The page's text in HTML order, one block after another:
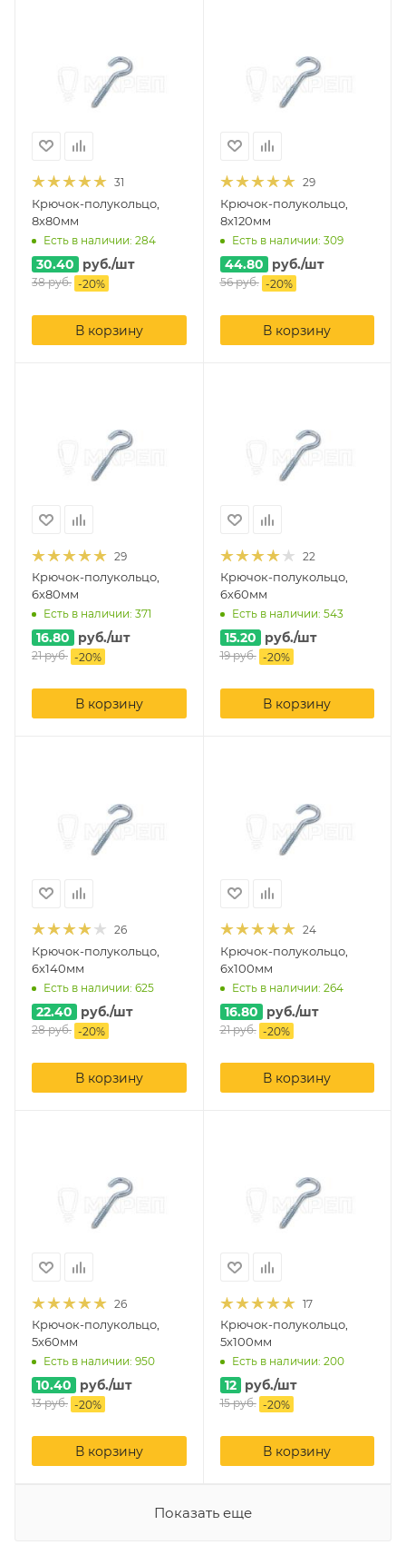
31
Крючок-полукольцо,
8х80мм
Есть в наличии: 284
30.40 руб./шт
38руб. -20%
В корзину
29
Крючок-полукольцо,
8х120мм
Есть в наличии: 309
44.80 руб./шт
56руб. -20%
В корзину
29
Крючок-полукольцо,
6х80мм
Есть в наличии: 371
16.80 руб./шт
21руб. -20%
В корзину
22
Крючок-полукольцо,
6х60мм
Есть в наличии: 543
15.20 руб./шт
19руб. -20%
В корзину
26
Крючок-полукольцо,
6х140мм
Есть в наличии: 625
22.40 руб./шт
28руб. -20%
В корзину
24
Крючок-полукольцо,
6х100мм
Есть в наличии: 264
16.80 руб./шт
21руб. -20%
В корзину
26
Крючок-полукольцо,
5х60мм
Есть в наличии: 950
10.40 руб./шт
13руб. -20%
В корзину
17
Крючок-полукольцо,
5х100мм
Есть в наличии: 200
12 руб./шт
15руб. -20%
В корзину
Показать еще